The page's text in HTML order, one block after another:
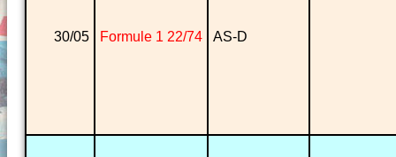
30/05 Formule 1 22/74 AS-D